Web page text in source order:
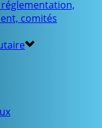
comités